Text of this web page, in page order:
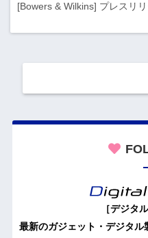
[Bowers & Wilkins] プレスリ
［デジタ
最新のガジェット・デジタル